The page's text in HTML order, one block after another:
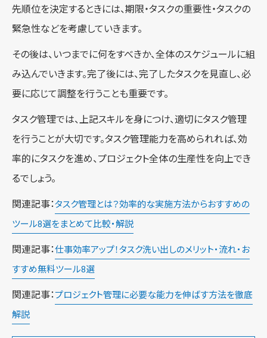
先順位を決定するときには、期限・タスクの重要性・タスクの
緊急性などを考慮していきます。
その後は、いつまでに何をすべきか、全体のスケジュールに組
み込んでいきます。完了後には、完了したタスクを見直し、必
要に応じて調整を行うことも重要です。
タスク管理では、上記スキルを身につけ、適切にタスク管理
を行うことが大切です。タスク管理能力を高められれば、効
率的にタスクを進め、プロジェクト全体の生産性を向上でき
るでしょう。
関連記事：タスク管理とは？効率的な実施方法からおすすめの
ツール8選をまとめて比較・解説
関連記事：仕事効率アップ！タスク洗い出しのメリット・流れ・お
すすめ無料ツール8選
関連記事：プロジェクト管理に必要な能力を伸ばす方法を徹底
解説